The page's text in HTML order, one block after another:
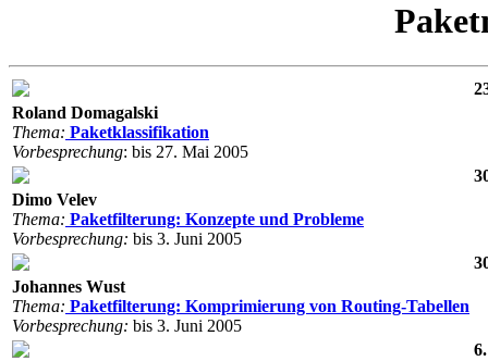
Roland Domagalski
Thema: Paketklassifikation
Vorbesprechung: bis 27. Mai 2005
Dimo Velev
Thema: Paketfilterung: Konzepte und Probleme
Vorbesprechung: bis 3. Juni 2005
Johannes Wust
Thema: Paketfilterung: Komprimierung von Routing-Tabellen
Vorbesprechung: bis 3. Juni 2005